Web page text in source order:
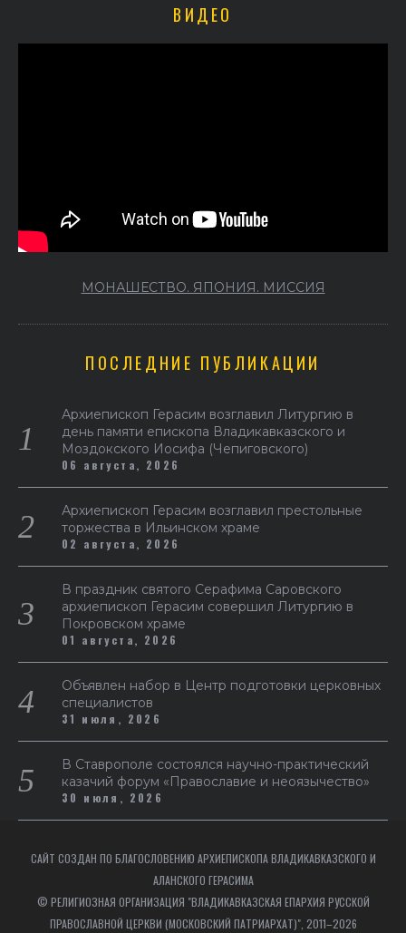
ВИДЕО
МОНАШЕСТВО. ЯПОНИЯ. МИССИЯ
ПОСЛЕДНИЕ ПУБЛИКАЦИИ
Архиепископ Герасим возглавил Литургию в
день памяти епископа Владикавказского и
Моздокского Иосифа (Чепиговского)
06 августа, 2026
Архиепископ Герасим возглавил престольные
торжества в Ильинском храме
02 августа, 2026
В праздник святого Серафима Саровского
архиепископ Герасим совершил Литургию в
Покровском храме
01 августа, 2026
Объявлен набор в Центр подготовки церковных
специалистов
31 июля, 2026
В Ставрополе состоялся научно-практический
казачий форум «Православие и неоязычество»
30 июля, 2026
САЙТ СОЗДАН ПО БЛАГОСЛОВЕНИЮ АРХИЕПИСКОПА ВЛАДИКАВКАЗСКОГО И
АЛАНСКОГО ГЕРАСИМА
© РЕЛИГИОЗНАЯ ОРГАНИЗАЦИЯ "ВЛАДИКАВКАЗСКАЯ ЕПАРХИЯ РУССКОЙ
ПРАВОСЛАВНОЙ ЦЕРКВИ (МОСКОВСКИЙ ПАТРИАРХАТ)", 2011–2026